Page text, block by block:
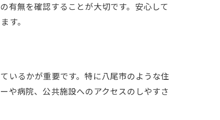
有無を確認することが大切です。安心して
す。
いるかが重要です。特に八尾市のような住
や病院、公共施設へのアクセスのしやすさ